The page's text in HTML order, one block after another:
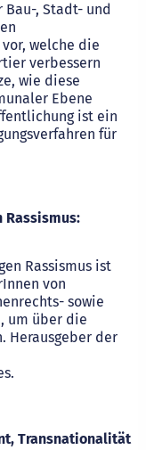
, Stadt- und
welche die
verbessern
wie diese
Ebene
ist ein
für
Rassismus:
Rassismus ist
von
sowie
um über die
Herausgeber der
Transnationalität